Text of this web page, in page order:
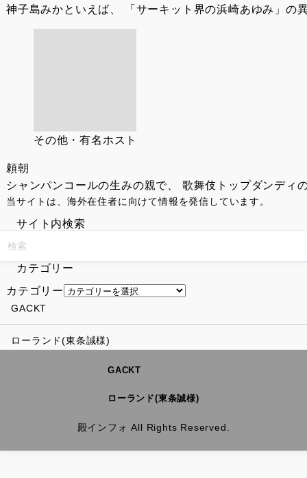
神子島みかといえば、 「サーキット界の浜崎あゆみ」の
その他・有名ホスト
頼朝
シャンパンコールの生みの親で、 歌舞伎トップダンデ
当サイトは、海外在住者に向けて情報を発信しています。
サイト内検索
カテゴリー
カテゴリー
GACKT
ローランド(東条誠様)
GACKT
ローランド(東条誠様)
殿インフォ All Rights Reserved.